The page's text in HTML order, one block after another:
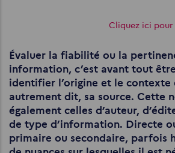
Cliquez ici
Évaluer la fiabilité ou la
information, c’est avant tout
identifier l’origine et le contexte
autrement dit, sa source. Cette
également celles d’auteur,
de type d’information. Directe
primaire ou secondaire, parfois